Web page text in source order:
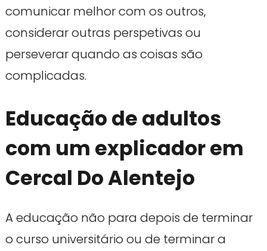
comunicar melhor com os outros,
considerar outras perspetivas ou
perseverar quando as coisas são
complicadas.
Educação de adultos
com um explicador em
Cercal Do Alentejo
A educação não para depois de terminar
o curso universitário ou de terminar a